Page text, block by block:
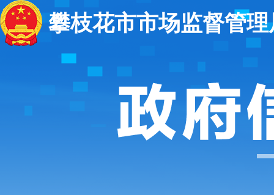
攀枝花市市场监督管理